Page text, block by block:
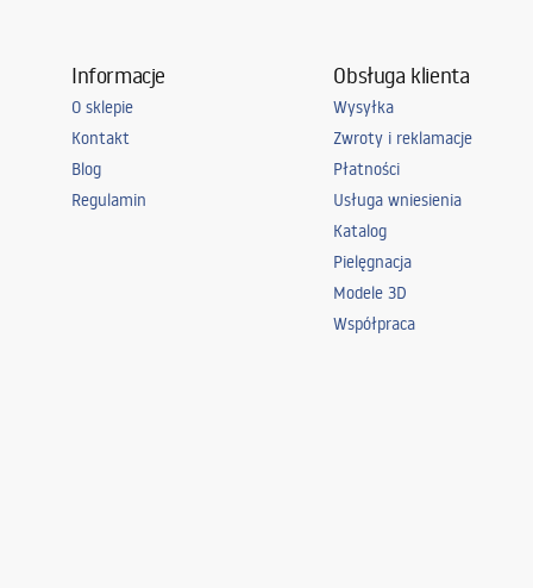
Informacje
O sklepie
Kontakt
Blog
Regulamin
Obsługa klienta
Wysyłka
Zwroty i reklamacje
Płatności
Usługa wniesienia
Katalog
Pielęgnacja
Modele 3D
Współpraca